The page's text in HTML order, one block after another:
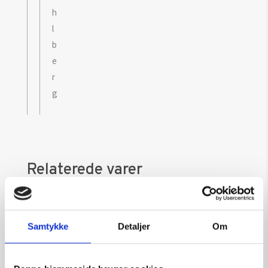
Samtykke Detaljer Om
h
l
b
e
r
g
Relaterede varer